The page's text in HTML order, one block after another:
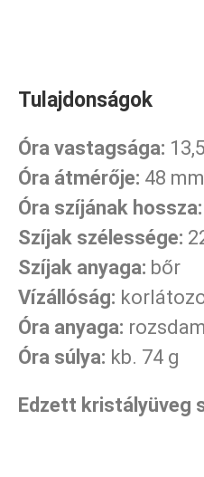
Tulajdonságok
Óra vastagsága:
Óra átmérője: 48 mm
Óra szíjának hossza:
Szíjak szélessége:
Szíjak anyaga: bőr
Vízállóság:
Óra anyaga:
Óra súlya: kb. 74 g
Edzett kristályüveg